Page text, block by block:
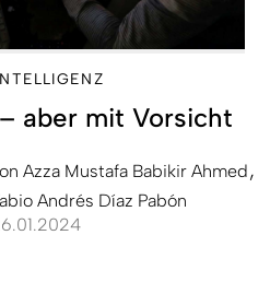
aber mit Vorsicht
Azza Mustafa Babikir Ahmed
Andrés Díaz Pabón